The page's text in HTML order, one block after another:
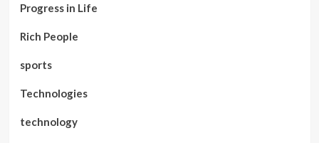
Progress in Life
Rich People
sports
Technologies
technology